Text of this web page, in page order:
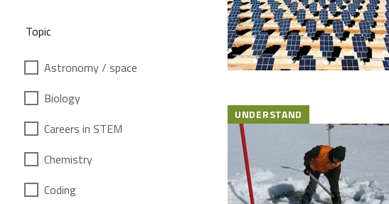
Topic
Astronomy / space
Biology
Careers in STEM
Chemistry
Coding
UNDERSTAND